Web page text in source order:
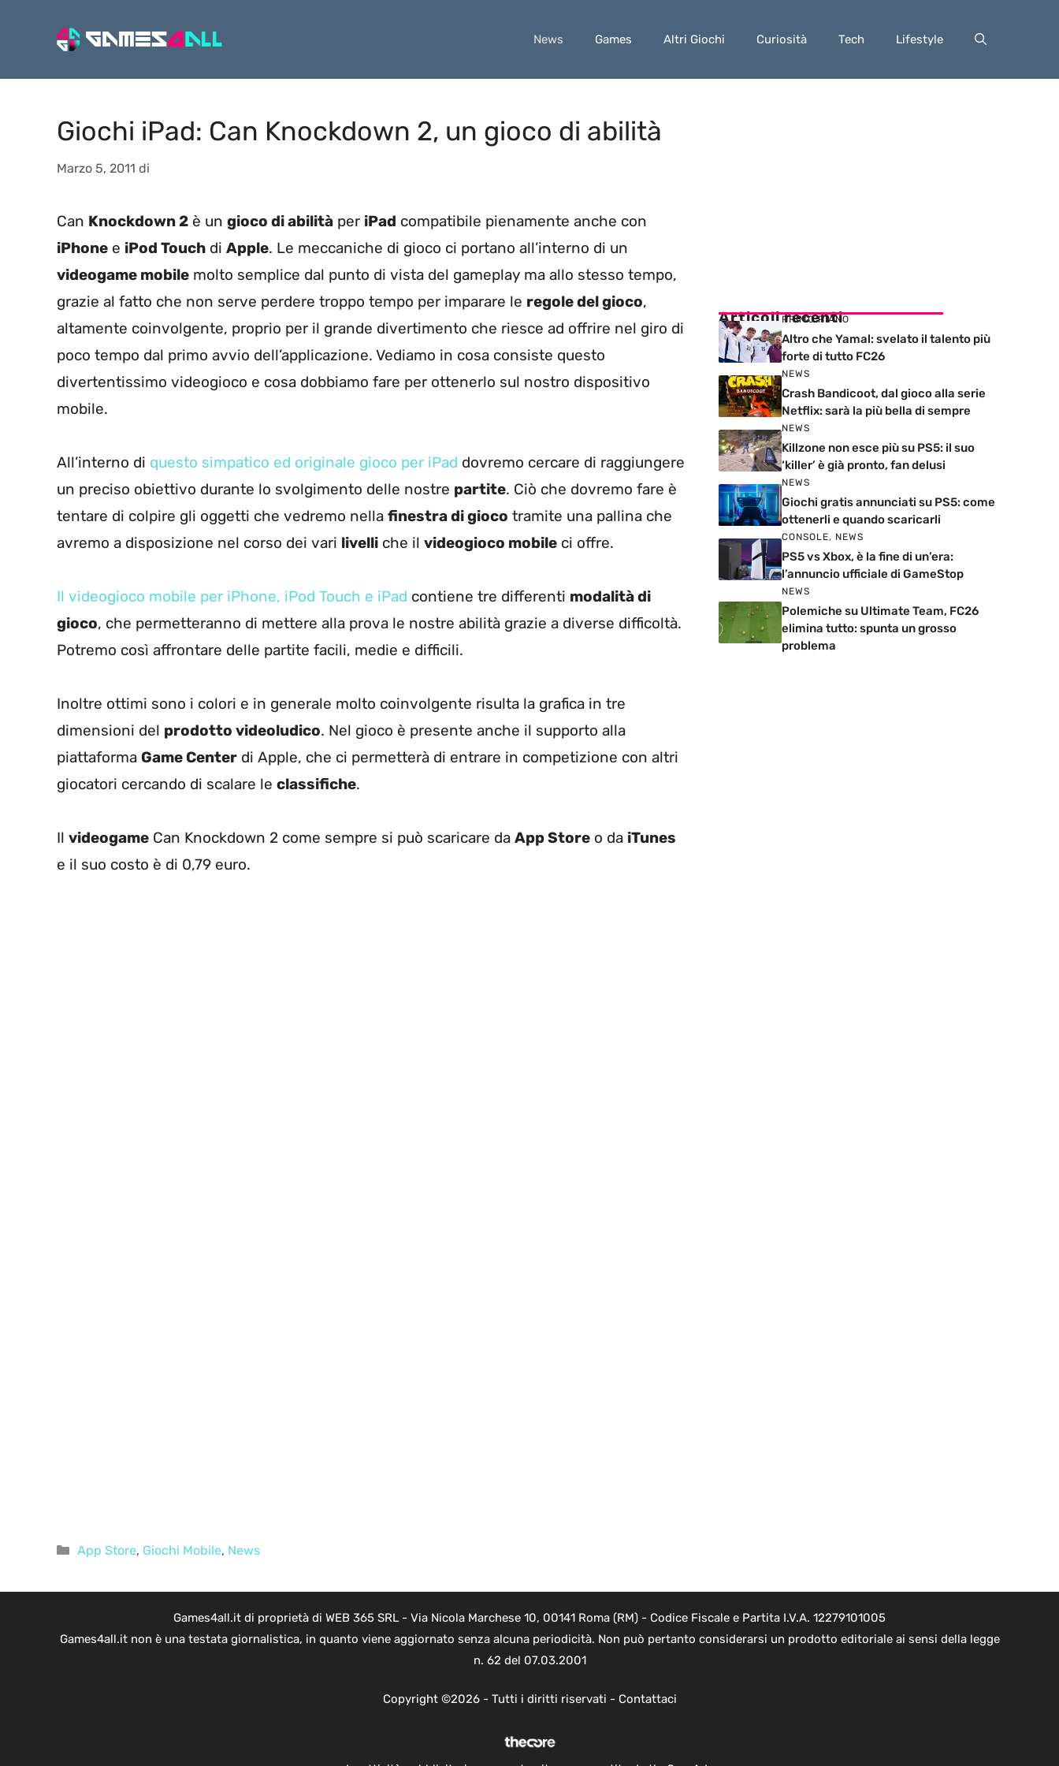
News Games Altri Giochi Curiosità Tech Lifestyle
Giochi iPad: Can Knockdown 2, un gioco di abilità
Marzo 5, 2011 di
Can Knockdown 2 è un gioco di abilità per iPad compatibile pienamente anche con
iPhone e iPod Touch di Apple. Le meccaniche di gioco ci portano all’interno di un
videogame mobile molto semplice dal punto di vista del gameplay ma allo stesso tempo,
grazie al fatto che non serve perdere troppo tempo per imparare le regole del gioco,
altamente coinvolgente, proprio per il grande divertimento che riesce ad offrire nel giro di
poco tempo dal primo avvio dell’applicazione. Vediamo in cosa consiste questo
divertentissimo videogioco e cosa dobbiamo fare per ottenerlo sul nostro dispositivo
mobile.
All’interno di questo simpatico ed originale gioco per iPad dovremo cercare di raggiungere
un preciso obiettivo durante lo svolgimento delle nostre partite. Ciò che dovremo fare è
tentare di colpire gli oggetti che vedremo nella finestra di gioco tramite una pallina che
avremo a disposizione nel corso dei vari livelli che il videogioco mobile ci offre.
Il videogioco mobile per iPhone, iPod Touch e iPad contiene tre differenti modalità di
gioco, che permetteranno di mettere alla prova le nostre abilità grazie a diverse difficoltà.
Potremo così affrontare delle partite facili, medie e difficili.
Inoltre ottimi sono i colori e in generale molto coinvolgente risulta la grafica in tre
dimensioni del prodotto videoludico. Nel gioco è presente anche il supporto alla
piattaforma Game Center di Apple, che ci permetterà di entrare in competizione con altri
giocatori cercando di scalare le classifiche.
Il videogame Can Knockdown 2 come sempre si può scaricare da App Store o da iTunes
e il suo costo è di 0,79 euro.
Categorie
App Store, Giochi Mobile, News
Articoli recenti
PRIMO PIANO
Altro che Yamal: svelato il talento più
forte di tutto FC26
NEWS
Crash Bandicoot, dal gioco alla serie
Netflix: sarà la più bella di sempre
NEWS
Killzone non esce più su PS5: il suo
‘killer’ è già pronto, fan delusi
NEWS
Giochi gratis annunciati su PS5: come
ottenerli e quando scaricarli
CONSOLE, NEWS
PS5 vs Xbox, è la fine di un’era:
l’annuncio ufficiale di GameStop
NEWS
Polemiche su Ultimate Team, FC26
elimina tutto: spunta un grosso
problema
Games4all.it di proprietà di WEB 365 SRL - Via Nicola Marchese 10, 00141 Roma (RM) - Codice Fiscale e Partita I.V.A. 12279101005
Games4all.it non è una testata giornalistica, in quanto viene aggiornato senza alcuna periodicità. Non può pertanto considerarsi un prodotto editoriale ai sensi della legge
n. 62 del 07.03.2001
Copyright ©2026 - Tutti i diritti riservati - Contattaci